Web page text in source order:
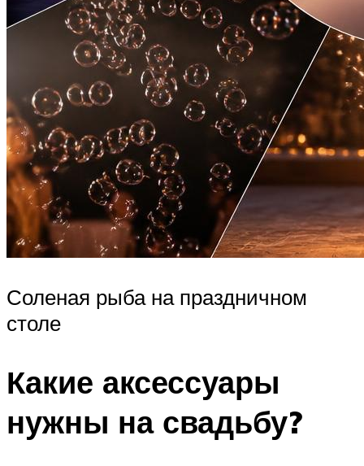
Соленая рыба на праздничном
столе
Какие аксессуары
нужны на свадьбу?